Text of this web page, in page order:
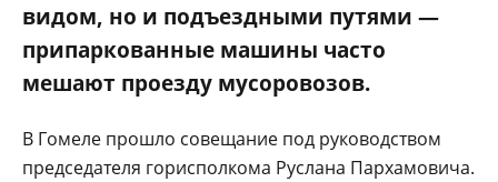
видом, но и подъездными путями —
припаркованные машины часто
мешают проезду мусоровозов.
В Гомеле прошло совещание под руководством
председателя горисполкома Руслана Пархамовича.